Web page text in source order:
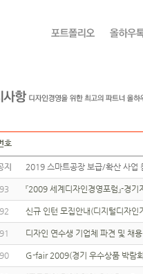
호
지 2019 스마트공장 보급/확산 사
『2009 세계디자인경영포럼』-경
신규 인턴 모집안내(디지털디자인
디자인 연수생 기업체 파견 및 채
G-fair 2009(경기 우수상품 박람